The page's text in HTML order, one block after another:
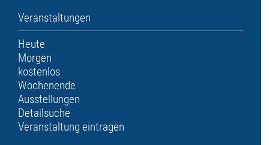
Veranstaltungen
Heute
Morgen
kostenlos
Wochenende
Ausstellungen
Detailsuche
Veranstaltung eintragen